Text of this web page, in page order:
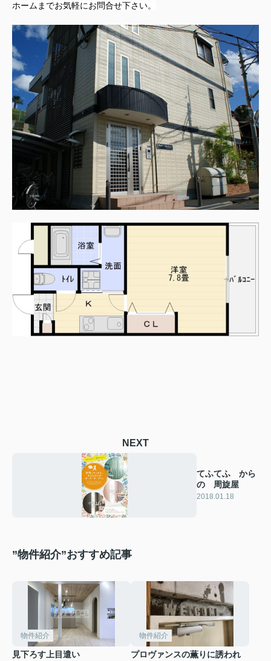
ホームまでお気軽にお問合せ下さい。
NEXT
てふてふ から
の 周旋屋
2018.01.18
”物件紹介”おすすめ記事
物件紹介
見下ろす上目遣い
物件紹介
プロヴァンスの薫りに誘われ